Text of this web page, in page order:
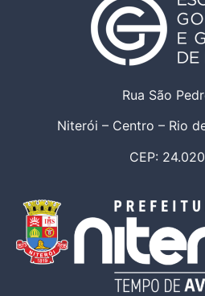
Rua São
Niterói – Centro – Rio
CEP: